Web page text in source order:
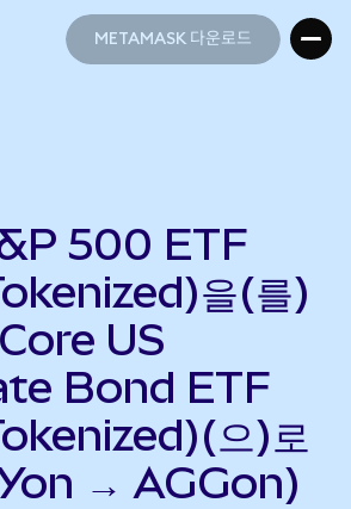
METAMASK 다운로드
500 ETF
을(를)
US
Bond ETF
으)로
→ AGGon)